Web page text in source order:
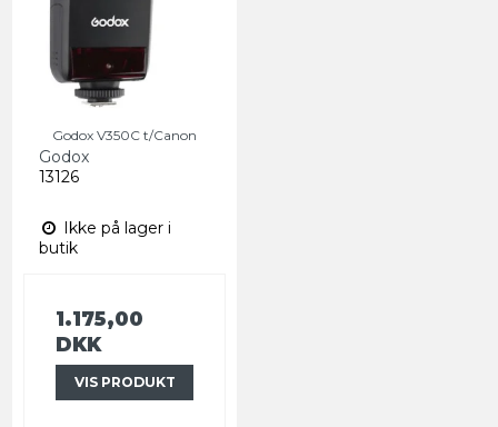
Godox V350C t/Canon
Godox
13126
Ikke på lager i
butik
1.175,00
DKK
VIS PRODUKT